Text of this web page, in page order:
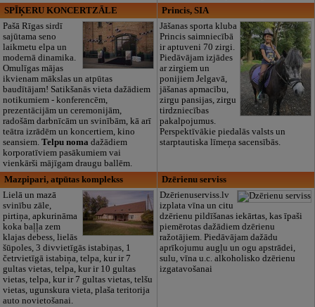
SPĪĶERU KONCERTZĀLE
Pašā Rīgas sirdī
sajūtama seno
laikmetu elpa un
modernā dinamika.
Omulīgas mājas
ikvienam mākslas un atpūtas
baudītājam! Satikšanās vieta dažādiem
notikumiem - konferencēm,
prezentācijām un ceremonijām,
radošām darbnīcām un svinībām, kā arī
teātra izrādēm un koncertiem, kino
seansiem. Telpu noma dažādiem
korporatīviem pasākumiem vai
vienkārši mājīgam draugu ballēm.
Princis, SIA
Jāšanas sporta kluba
Princis saimniecībā
ir aptuveni 70 zirgi.
Piedāvājam izjādes
ar zirgiem un
ponijiem Jelgavā,
jāšanas apmacību,
zirgu pansijas, zirgu
tirdzniecības
pakalpojumus.
Perspektīvākie piedalās valsts un
starptautiska līmeņa sacensībās.
Mazpipari, atpūtas komplekss
Lielā un mazā
svinību zāle,
pirtiņa, apkurināma
koka baļļa zem
klajas debess, lielās
šūpoles, 3 divvietīgās istabiņas, 1
četrvietīgā istabiņa, telpa, kur ir 7
gultas vietas, telpa, kur ir 10 gultas
vietas, telpa, kur ir 7 gultas vietas, telšu
vietas, ugunskura vieta, plaša teritorija
auto novietošanai.
Dzērienu serviss
Dzērienuserviss.lv
izplata vīna un citu
dzērienu pildīšanas iekārtas, kas īpaši
piemērotas dažādiem dzērienu
ražotājiem. Piedāvājam dažādu
aprīkojumu augļu un ogu apstrādei,
sulu, vīna u.c. alkoholisko dzērienu
izgatavošanai